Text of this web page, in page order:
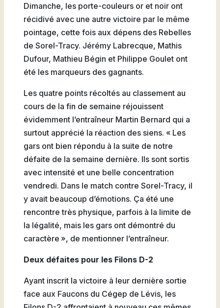
Dimanche, les porte-couleurs or et noir ont
récidivé avec une autre victoire par le même
pointage, cette fois aux dépens des Rebelles
de Sorel-Tracy. Jérémy Labrecque, Mathis
Dufour, Mathieu Bégin et Philippe Goulet ont
été les marqueurs des gagnants.
Les quatre points récoltés au classement au
cours de la fin de semaine réjouissent
évidemment l’entraîneur Martin Bernard qui a
surtout apprécié la réaction des siens. « Les
gars ont bien répondu à la suite de notre
défaite de la semaine dernière. Ils sont sortis
avec intensité et une belle concentration
vendredi. Dans le match contre Sorel-Tracy, il
y avait beaucoup d’émotions. Ça été une
rencontre très physique, parfois à la limite de
la légalité, mais les gars ont démontré du
caractère », de mentionner l’entraîneur.
Deux défaites pour les Filons D-2
Ayant inscrit la victoire à leur dernière sortie
face aux Faucons du Cégep de Lévis, les